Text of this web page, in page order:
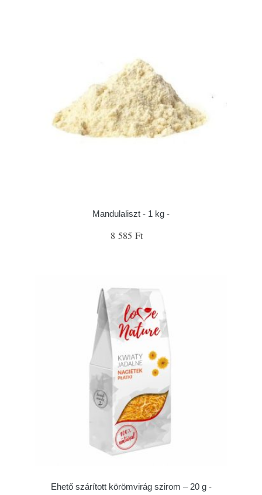
Mandulaliszt - 1 kg -
8 585 Ft
Ehető szárított körömvirág szirom – 20 g -